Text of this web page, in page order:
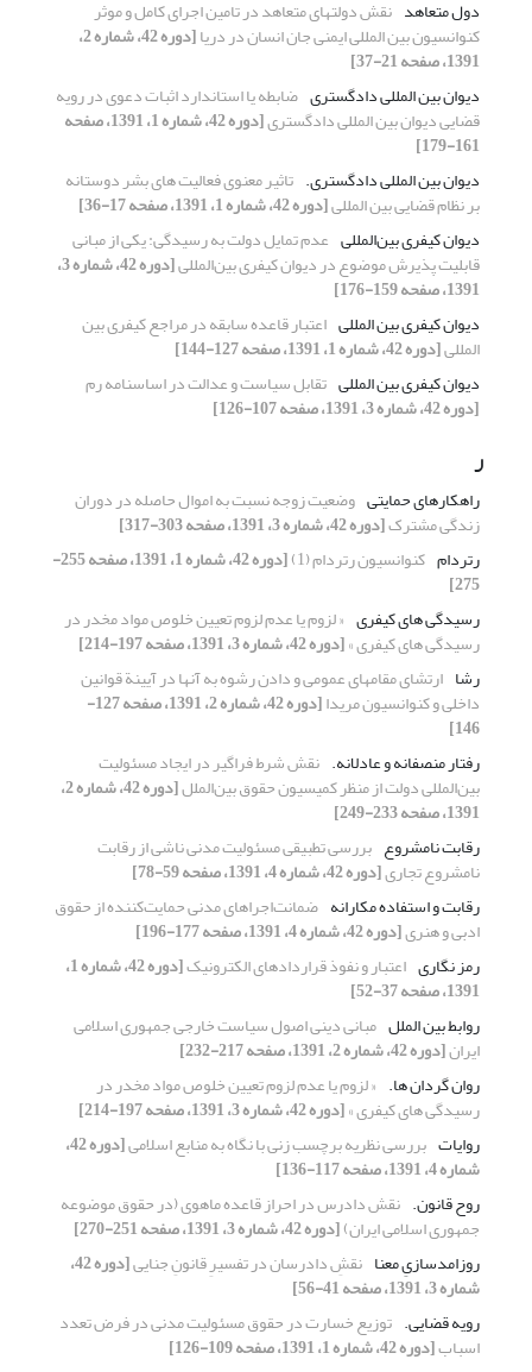
دول متعاهد نقش دولتهای متعاهد در تامین اجرای کامل و موثر
کنوانسیون بین المللی ایمنی جان انسان در دریا [دوره 42، شماره 2،
1391، صفحه 21-37]
دیوان بین المللی دادگستری ضابطه یا استاندارد اثبات دعوی در رویه
قضایی دیوان بین المللی دادگستری [دوره 42، شماره 1، 1391، صفحه
161-179]
دیوان بین المللی دادگستری. تاثیر معنوی فعالیت های بشر دوستانه
بر نظام قضایی بین المللی[دوره 42، شماره 1، 1391، صفحه 17-36]
دیوان کیفری بین‌المللی عدم تمایل دولت به رسیدگی: یکی از مبانی
قابلیت پذیرش موضوع در دیوان کیفری بین‌المللی [دوره 42، شماره 3،
1391، صفحه 159-176]
دیوان کیفری بین المللی اعتبار قاعده سابقه در مراجع کیفری بین
المللی[دوره 42، شماره 1، 1391، صفحه 127-144]
دیوان کیفری بین المللی تقابل سیاست و عدالت در اساسنامه رم
[دوره 42، شماره 3، 1391، صفحه 107-126]
ر
راهکارهای حمایتی وضعیت زوجه نسبت به اموال حاصله در دوران
زندگی مشترک[دوره 42، شماره 3، 1391، صفحه 303-317]
رتردام کنوانسیون رتردام (1) [دوره 42، شماره 1، 1391، صفحه 255-
275]
رسیدگی های کیفری « لزوم یا عدم لزوم تعیین خلوص مواد مخدر در
رسیدگی های کیفری »[دوره 42، شماره 3، 1391، صفحه 197-214]
رشا ارتشای مقامهای عمومی و دادن رشوه به آنها در آیینة قوانین
داخلی و کنوانسیون مریدا [دوره 42، شماره 2، 1391، صفحه 127-
146]
رفتار منصفانه و عادلانه. نقش شرط فراگیر در ایجاد مسئولیت
بین‌المللی دولت از منظر کمیسیون حقوق ‌بین‌الملل [دوره 42، شماره 2،
1391، صفحه 233-249]
رقابت نامشروع بررسی تطبیقی مسئولیت مدنی ناشی از رقابت
نامشروع تجاری[دوره 42، شماره 4، 1391، صفحه 59-78]
رقابت و استفاده‌ مکارانه ضمانت‌اجراهای مدنی حمایت‌کننده از حقوق
ادبی و هنری[دوره 42، شماره 4، 1391، صفحه 177-196]
رمز نگاری اعتبار و نفوذ قراردادهای الکترونیک [دوره 42، شماره 1،
1391، صفحه 37-52]
روابط بین الملل مبانی دینی اصول سیاست خارجی جمهوری اسلامی
ایران[دوره 42، شماره 2، 1391، صفحه 217-232]
روان گردان ها. « لزوم یا عدم لزوم تعیین خلوص مواد مخدر در
رسیدگی های کیفری »[دوره 42، شماره 3، 1391، صفحه 197-214]
روایات بررسی نظریه برچسب زنی با نگاه به منابع اسلامی [دوره 42،
شماره 4، 1391، صفحه 117-136]
روح قانون. نقش دادرس در احراز قاعده ماهوی (در حقوق موضوعه
جمهوری اسلامی ایران)[دوره 42، شماره 3، 1391، صفحه 251-270]
روزامدسازیِ معنا نقشِ دادرسان در تفسیرِ قانونِ جنایی [دوره 42،
شماره 3، 1391، صفحه 41-56]
رویه قضایی. توزیع خسارت در حقوق مسئولیت مدنی در فرض تعدد
اسباب[دوره 42، شماره 1، 1391، صفحه 109-126]